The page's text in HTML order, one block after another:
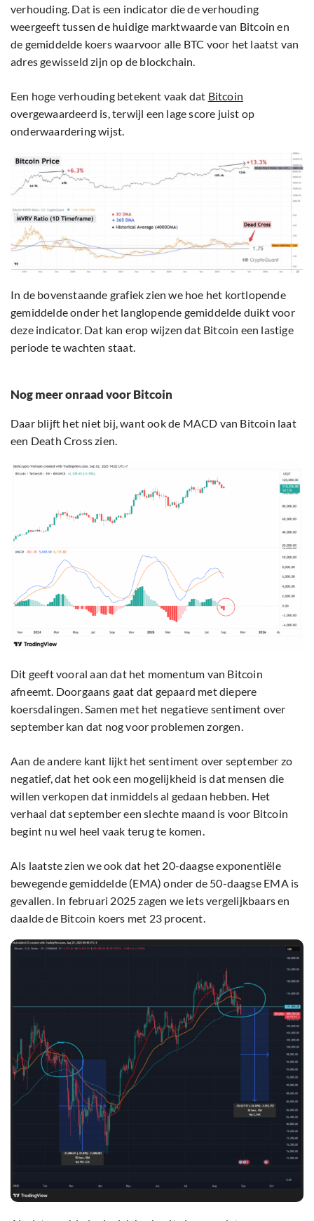
verhouding. Dat is een indicator die de verhouding
weergeeft tussen de huidige marktwaarde van Bitcoin en
de gemiddelde koers waarvoor alle BTC voor het laatst van
adres gewisseld zijn op de blockchain.
Een hoge verhouding betekent vaak dat Bitcoin
overgewaardeerd is, terwijl een lage score juist op
onderwaardering wijst.
In de bovenstaande grafiek zien we hoe het kortlopende
gemiddelde onder het langlopende gemiddelde duikt voor
deze indicator. Dat kan erop wijzen dat Bitcoin een lastige
periode te wachten staat.
Nog meer onraad voor Bitcoin
Daar blijft het niet bij, want ook de MACD van Bitcoin laat
een Death Cross zien.
Dit geeft vooral aan dat het momentum van Bitcoin
afneemt. Doorgaans gaat dat gepaard met diepere
koersdalingen. Samen met het negatieve sentiment over
september kan dat nog voor problemen zorgen.
Aan de andere kant lijkt het sentiment over september zo
negatief, dat het ook een mogelijkheid is dat mensen die
willen verkopen dat inmiddels al gedaan hebben. Het
verhaal dat september een slechte maand is voor Bitcoin
begint nu wel heel vaak terug te komen.
Als laatste zien we ook dat het 20-daagse exponentiële
bewegende gemiddelde (EMA) onder de 50-daagse EMA is
gevallen. In februari 2025 zagen we iets vergelijkbaars en
daalde de Bitcoin koers met 23 procent.